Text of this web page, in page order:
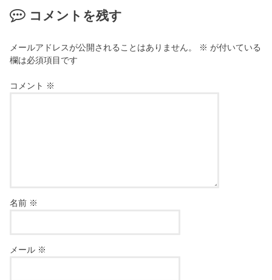
コメントを残す
メールアドレスが公開されることはありません。 ※ が付いている
欄は必須項目です
コメント ※
名前 ※
メール ※